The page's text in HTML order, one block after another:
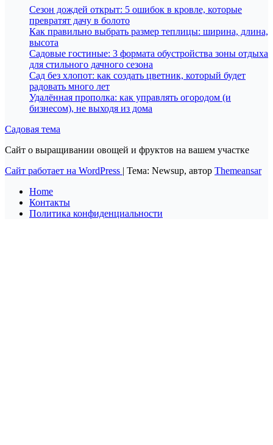
Сезон дождей открыт: 5 ошибок в кровле, которые
превратят дачу в болото
Как правильно выбрать размер теплицы: ширина, длина,
высота
Садовые гостиные: 3 формата обустройства зоны отдыха
для стильного дачного сезона
Сад без хлопот: как создать цветник, который будет
радовать много лет
Удалённая прополка: как управлять огородом (и
бизнесом), не выходя из дома
Садовая тема
Сайт о выращивании овощей и фруктов на вашем участке
Сайт работает на WordPress | Тема: Newsup, автор Themeansar
Home
Контакты
Политика конфиденциальности